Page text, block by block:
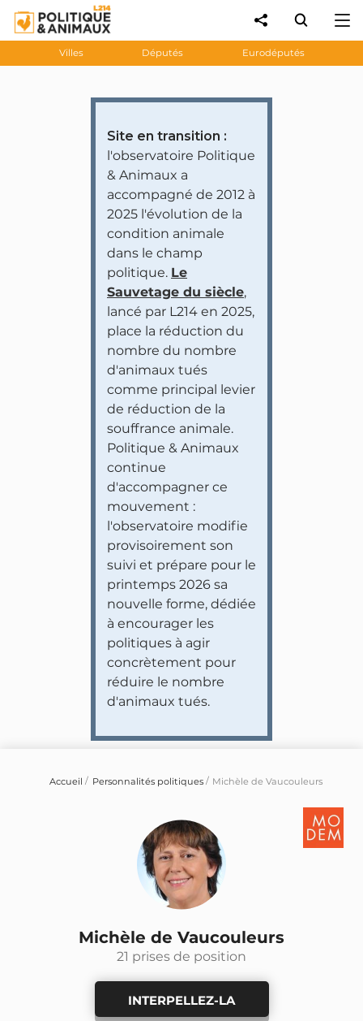
Villes Députés Eurodéputés
Site en transition :
l'observatoire Politique
& Animaux a
accompagné de 2012 à
2025 l'évolution de la
condition animale
dans le champ
politique. Le
Sauvetage du siècle,
lancé par L214 en 2025,
place la réduction du
nombre du nombre
d'animaux tués
comme principal levier
de réduction de la
souffrance animale.
Politique & Animaux
continue
d'accompagner ce
mouvement :
l'observatoire modifie
provisoirement son
suivi et prépare pour le
printemps 2026 sa
nouvelle forme, dédiée
à encourager les
politiques à agir
concrètement pour
réduire le nombre
d'animaux tués.
Accueil Personnalités politiques Michèle de Vaucouleurs
Michèle de Vaucouleurs
21 prises de position
INTERPELLEZ-LA